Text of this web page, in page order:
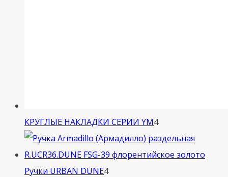
КРУГЛЫЕ НАКЛАДКИ СЕРИИ YM44
товара
Ручки URBAN DUNE44